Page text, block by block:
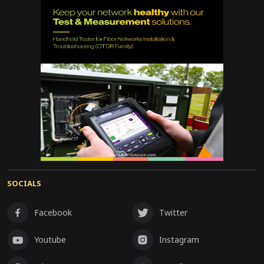
SOCIALS
Facebook Twitter
Youtube Instagram